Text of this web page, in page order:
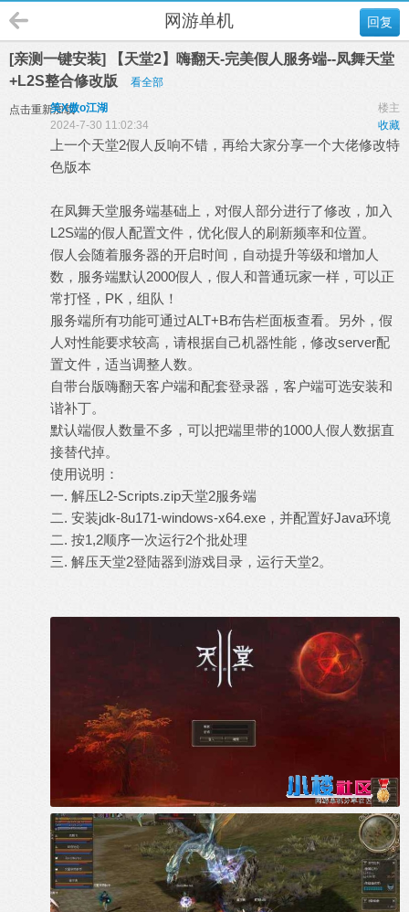
回复
网游单机
[亲测一键安装] 【天堂2】嗨翻天-完美假人服务端--凤舞天堂
+L2S整合修改版
看全部
点击重新加载 楼主
笑X傲o江湖
收藏
2024-7-30 11:02:34
上一个天堂2假人反响不错，再给大家分享一个大佬修改特
色版本
在凤舞天堂服务端基础上，对假人部分进行了修改，加入
L2S端的假人配置文件，优化假人的刷新频率和位置。
假人会随着服务器的开启时间，自动提升等级和增加人
数，服务端默认2000假人，假人和普通玩家一样，可以正
常打怪，PK，组队！
服务端所有功能可通过ALT+B布告栏面板查看。另外，假
人对性能要求较高，请根据自己机器性能，修改server配
置文件，适当调整人数。
自带台版嗨翻天客户端和配套登录器，客户端可选安装和
谐补丁。
默认端假人数量不多，可以把端里带的1000人假人数据直
接替代掉。
使用说明：
一. 解压L2-Scripts.zip天堂2服务端
二. 安装jdk-8u171-windows-x64.exe，并配置好Java环境
二. 按1,2顺序一次运行2个批处理
三. 解压天堂2登陆器到游戏目录，运行天堂2。